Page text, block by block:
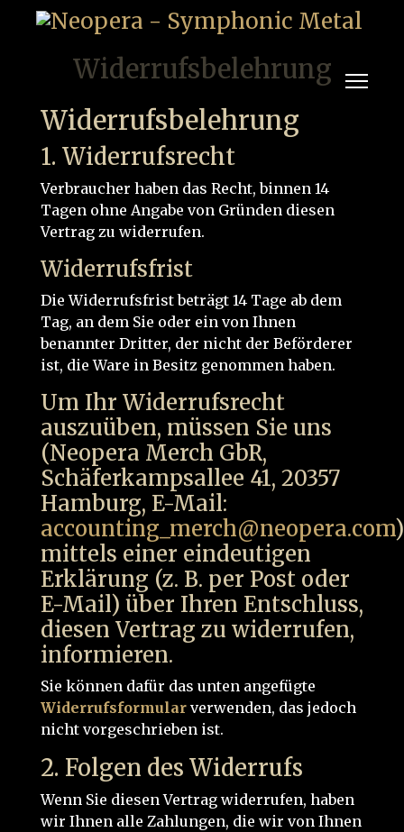
Widerrufsbelehrung
Widerrufsbelehrung
1. Widerrufsrecht
Verbraucher haben das Recht, binnen 14
Tagen ohne Angabe von Gründen diesen
Vertrag zu widerrufen.
Widerrufsfrist
Die Widerrufsfrist beträgt 14 Tage ab dem
Tag, an dem Sie oder ein von Ihnen
benannter Dritter, der nicht der Beförderer
ist, die Ware in Besitz genommen haben.
Um Ihr Widerrufsrecht
auszuüben, müssen Sie uns
(Neopera Merch GbR,
Schäferkampsallee 41, 20357
Hamburg, E-Mail:
accounting_merch@neopera.com)
mittels einer eindeutigen
Erklärung (z. B. per Post oder
E-Mail) über Ihren Entschluss,
diesen Vertrag zu widerrufen,
informieren.
Sie können dafür das unten angefügte
Widerrufsformular verwenden, das jedoch
nicht vorgeschrieben ist.
2. Folgen des Widerrufs
Wenn Sie diesen Vertrag widerrufen, haben
wir Ihnen alle Zahlungen, die wir von Ihnen